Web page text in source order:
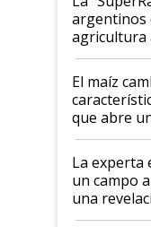
argentinos
agricultura
infinitas"
El maíz
que abre
el lote
La experta
un campo
una